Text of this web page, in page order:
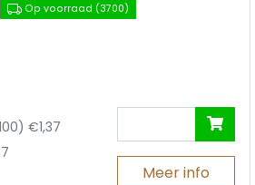
Op voorraad (3700)
€1,37
Meer info